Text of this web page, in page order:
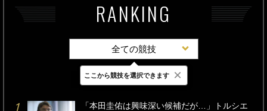
RANKING
全ての競技
最新 24時間 週間
「本田圭佑は興味深い候補だが…」トルシエ
ここから競技を選択できます ×